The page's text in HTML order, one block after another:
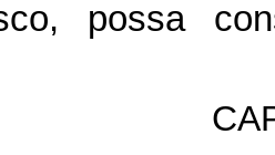
possa